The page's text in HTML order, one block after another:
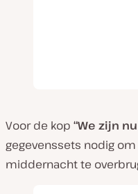
Voor de kop “We zijn
gegevenssets nodig
middernacht te